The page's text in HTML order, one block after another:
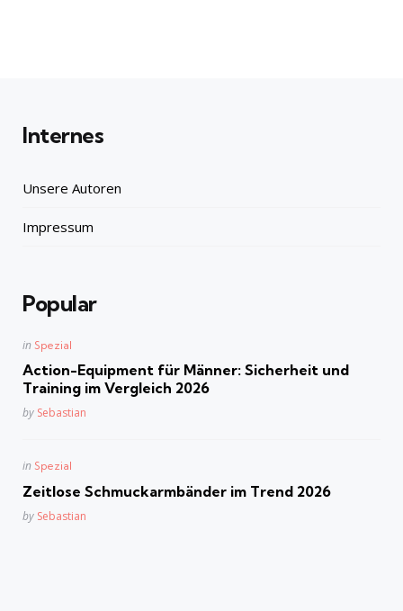
Internes
Unsere Autoren
Impressum
Popular
Posted
in Spezial
Action-Equipment für Männer: Sicherheit und
Training im Vergleich 2026
Posted
by Sebastian
Posted
in Spezial
Zeitlose Schmuckarmbänder im Trend 2026
Posted
by Sebastian